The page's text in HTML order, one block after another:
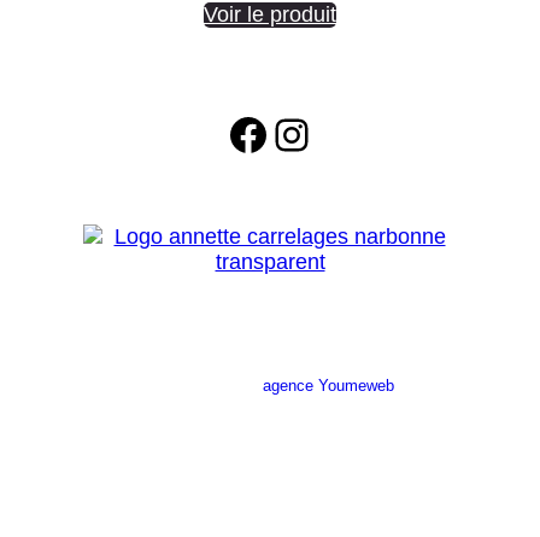
Voir le produit
Facebook
Instagram
agence Youmeweb